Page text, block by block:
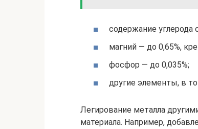
содержание углерода
магний — до 0,65%,
фосфор — до 0,035%;
другие элементы, в
Легирование металла
материала. Например,